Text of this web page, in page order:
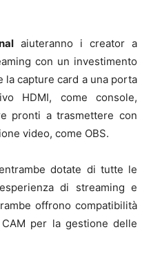
aiuteranno i creator a
con un investimento
capture card a una porta
HDMI, come console,
pronti a trasmettere con
video, come OBS.
dotate di tutte le
di streaming e
offrono compatibilità
per la gestione delle